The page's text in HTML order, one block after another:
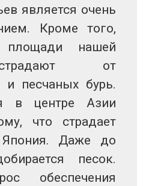
является очень
Кроме того,
площади нашей
от
и песчаных бурь.
в центре Азии
что страдает
Япония. Даже до
песок.
обеспечения